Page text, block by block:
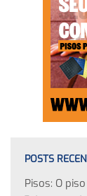
POSTS
Pisos: O